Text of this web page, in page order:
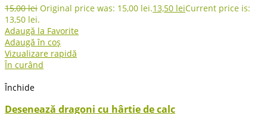
15,00lei Original price was: 15,00 lei.13,50 leiCurrent price is:
13,50 lei.
Adaugă la Favorite
Adaugă în coș
Vizualizare rapidă
În curând
Închide
Desenează dragoni cu hârtie de calc